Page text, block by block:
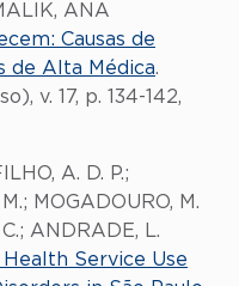
ANA
Causas de
de Alta Médica.
v. 17, p. 134-142,
A. D. P.;
MOGADOURO, M.
ANDRADE, L.
Service Use